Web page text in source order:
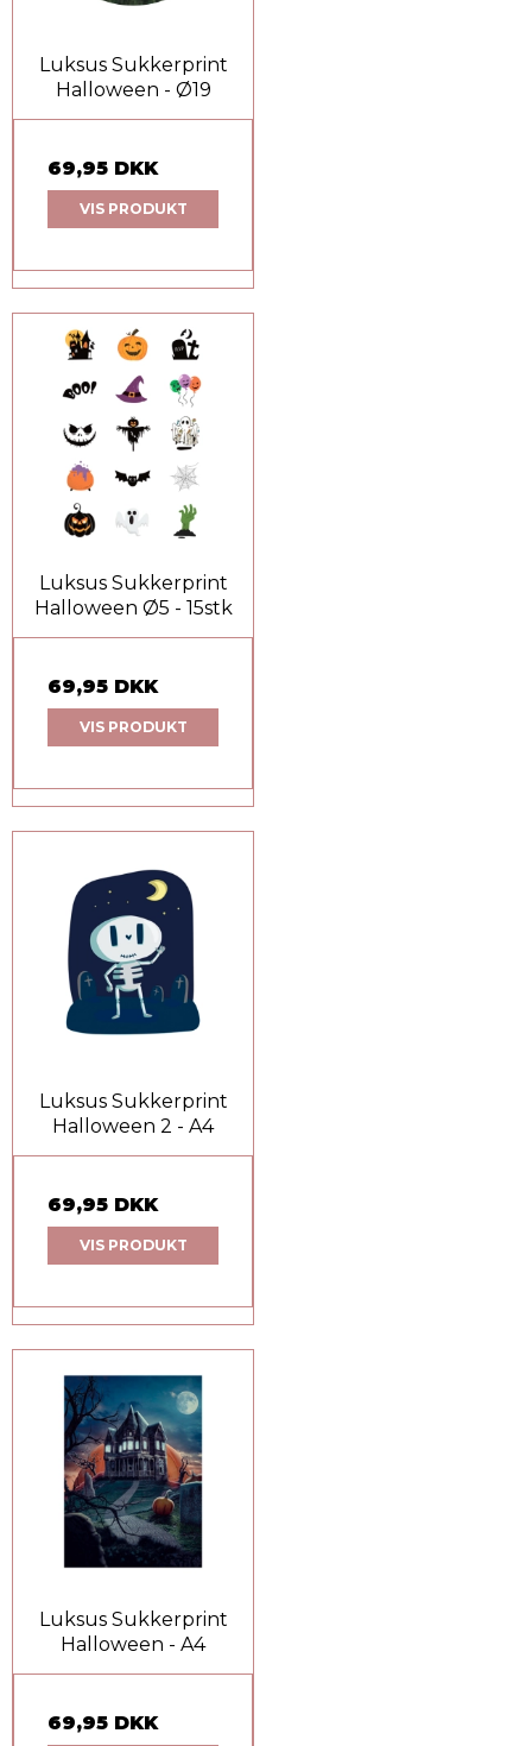
Luksus Sukkerprint
Halloween - Ø19
69,95 DKK
VIS PRODUKT
Luksus Sukkerprint
Halloween Ø5 - 15stk
69,95 DKK
VIS PRODUKT
Luksus Sukkerprint
Halloween 2 - A4
69,95 DKK
VIS PRODUKT
Luksus Sukkerprint
Halloween - A4
69,95 DKK